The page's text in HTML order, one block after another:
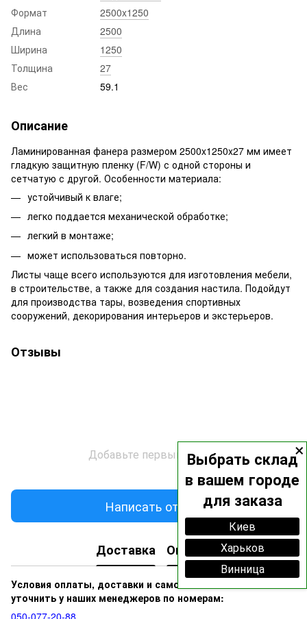
×
Выбрать склад
в вашем городе
для заказа
Киев
Харьков
Винница
Формат
2500x1250
Длина
2500
Ширина
1250
Толщина
27
Вес
59.1
Описание
Ламинированная фанера размером 2500x1250x27 мм имеет
гладкую защитную пленку (F/W) с одной стороны и
сетчатую с другой. Особенности материала:
устойчивый к влаге;
легко поддается механической обработке;
легкий в монтаже;
может использоваться повторно.
Листы чаще всего используются для изготовления мебели,
в строительстве, а также для создания настила. Подойдут
для производства тары, возведения спортивных
сооружений, декорирования интерьеров и экстерьеров.
Отзывы
Добавьте первый отзыв
Написать отзыв
Доставка Оплата
Условия оплаты, доставки и самовывоза вы можете
уточнить у наших менеджеров по номерам: